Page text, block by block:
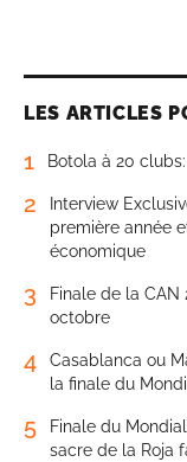
LES ARTICLES
1 Botola à 20
2
Interview
première année
économique
3
Finale de la CAN
octobre
4
Casablanca ou
la finale du
5
Finale du
sacre de la Roja